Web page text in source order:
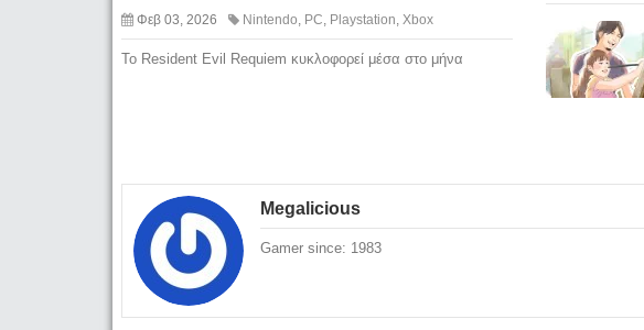
Φεβ 03, 2026 Nintendo PC Playstation Xbox
To Resident Evil Requiem κυκλοφορεί μέσα στο μήνα
Megalicious
Gamer since: 1983